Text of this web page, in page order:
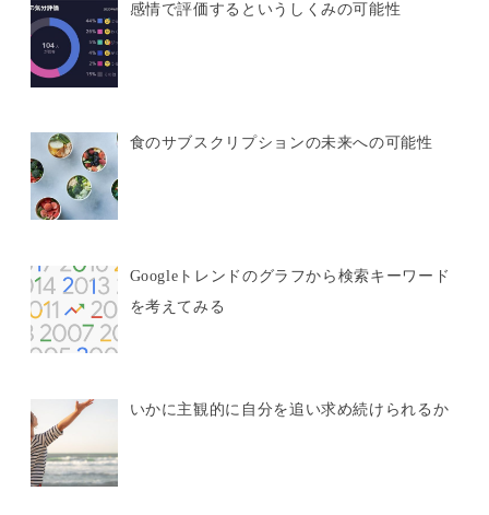
感情で評価するというしくみの可能性
食のサブスクリプションの未来への可能性
Googleトレンドのグラフから検索キーワード
を考えてみる
いかに主観的に自分を追い求め続けられるか